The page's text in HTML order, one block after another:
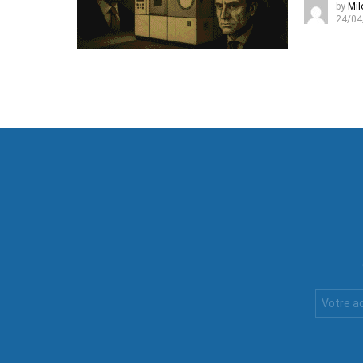
by
24/
Email
: